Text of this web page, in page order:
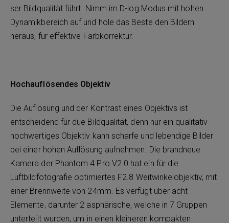
ser Bildqualität führt. Nimm im D-log Modus mit hohen
Dynamikbereich auf und hole das Beste den Bildern
heraus, für effektive Farbkorrektur.
Hochauflösendes Objektiv
Die Auflösung und der Kontrast eines Objektivs ist
entscheidend für due Bildqualität, denn nur ein qualitativ
hochwertiges Objektiv kann scharfe und lebendige Bilder
bei einer hohen Auflösung aufnehmen. Die brandneue
Kamera der Phantom 4 Pro V2.0 hat ein für die
Luftbildfotografie optimiertes F2.8 Weitwinkelobjektiv, mit
einer Brennweite von 24mm. Es verfügt über acht
Elemente, darunter 2 asphärische, welche in 7 Gruppen
unterteilt wurden, um in einen kleineren kompakten